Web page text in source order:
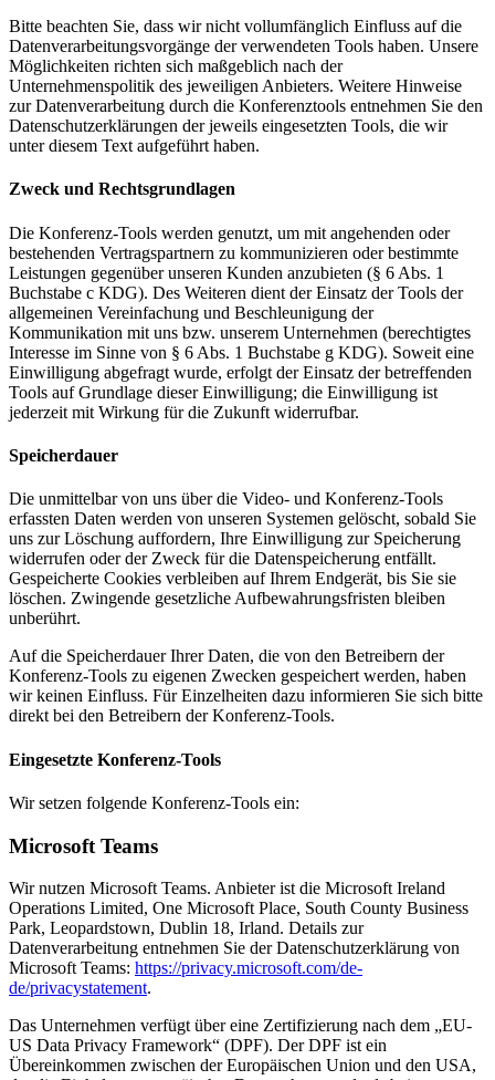
Bitte beachten Sie, dass wir nicht vollumfänglich Einfluss auf die
Datenverarbeitungsvorgänge der verwendeten Tools haben. Unsere
Möglichkeiten richten sich maßgeblich nach der
Unternehmenspolitik des jeweiligen Anbieters. Weitere Hinweise
zur Datenverarbeitung durch die Konferenztools entnehmen Sie den
Datenschutzerklärungen der jeweils eingesetzten Tools, die wir
unter diesem Text aufgeführt haben.
Zweck und Rechtsgrundlagen
Die Konferenz-Tools werden genutzt, um mit angehenden oder
bestehenden Vertragspartnern zu kommunizieren oder bestimmte
Leistungen gegenüber unseren Kunden anzubieten (§ 6 Abs. 1
Buchstabe c KDG). Des Weiteren dient der Einsatz der Tools der
allgemeinen Vereinfachung und Beschleunigung der
Kommunikation mit uns bzw. unserem Unternehmen (berechtigtes
Interesse im Sinne von § 6 Abs. 1 Buchstabe g KDG). Soweit eine
Einwilligung abgefragt wurde, erfolgt der Einsatz der betreffenden
Tools auf Grundlage dieser Einwilligung; die Einwilligung ist
jederzeit mit Wirkung für die Zukunft widerrufbar.
Speicherdauer
Die unmittelbar von uns über die Video- und Konferenz-Tools
erfassten Daten werden von unseren Systemen gelöscht, sobald Sie
uns zur Löschung auffordern, Ihre Einwilligung zur Speicherung
widerrufen oder der Zweck für die Datenspeicherung entfällt.
Gespeicherte Cookies verbleiben auf Ihrem Endgerät, bis Sie sie
löschen. Zwingende gesetzliche Aufbewahrungsfristen bleiben
unberührt.
Auf die Speicherdauer Ihrer Daten, die von den Betreibern der
Konferenz-Tools zu eigenen Zwecken gespeichert werden, haben
wir keinen Einfluss. Für Einzelheiten dazu informieren Sie sich bitte
direkt bei den Betreibern der Konferenz-Tools.
Eingesetzte Konferenz-Tools
Wir setzen folgende Konferenz-Tools ein:
Microsoft Teams
Wir nutzen Microsoft Teams. Anbieter ist die Microsoft Ireland
Operations Limited, One Microsoft Place, South County Business
Park, Leopardstown, Dublin 18, Irland. Details zur
Datenverarbeitung entnehmen Sie der Datenschutzerklärung von
Microsoft Teams: https://privacy.microsoft.com/de-
de/privacystatement.
Das Unternehmen verfügt über eine Zertifizierung nach dem „EU-
US Data Privacy Framework“ (DPF). Der DPF ist ein
Übereinkommen zwischen der Europäischen Union und den USA,